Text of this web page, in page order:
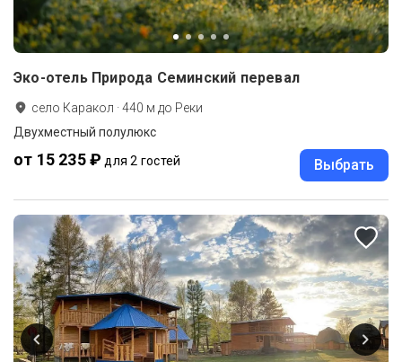
Эко-отель Природа Семинский перевал
село Каракол ·440 м до Реки
Двухместный полулюкс
от 15 235 ₽ для 2 гостей Выбрать